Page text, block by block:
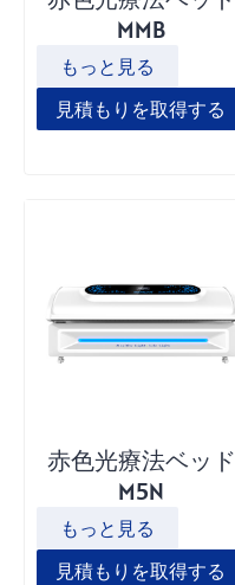
MMB
もっと見る
見積もりを取得する
赤色光療法ベッド
M5N
もっと見る
見積もりを取得する